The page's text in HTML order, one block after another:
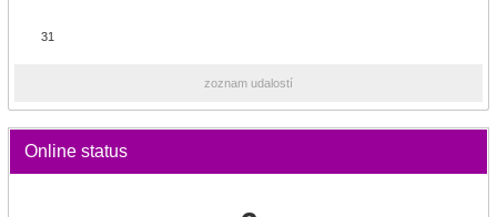
31
zoznam udalostí
Online status